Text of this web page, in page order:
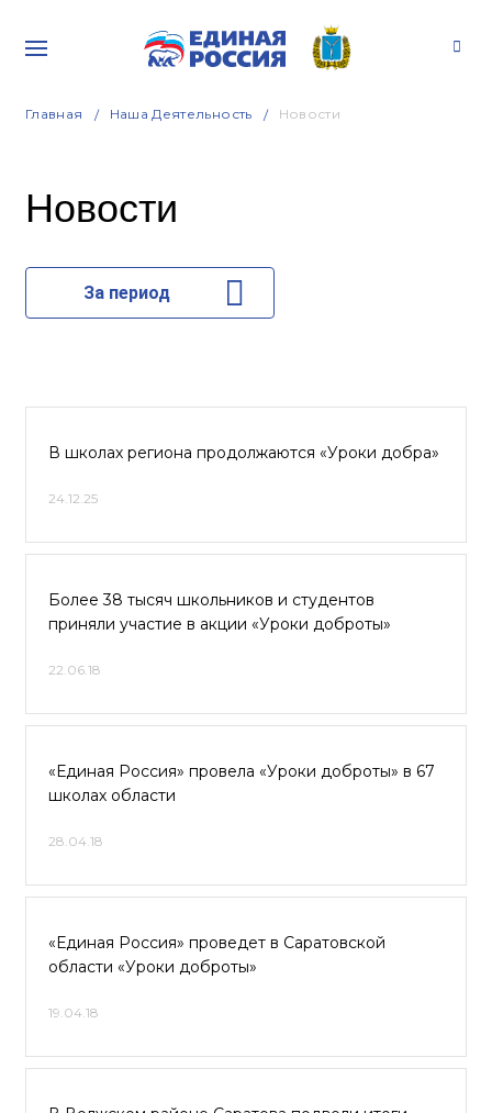
Главная Наша Деятельность Новости
Новости
За период
В школах региона продолжаются «Уроки добра»
24.12.25
Более 38 тысяч школьников и студентов
приняли участие в акции «Уроки доброты»
22.06.18
«Единая Россия» провела «Уроки доброты» в 67
школах области
28.04.18
«Единая Россия» проведет в Саратовской
области «Уроки доброты»
19.04.18